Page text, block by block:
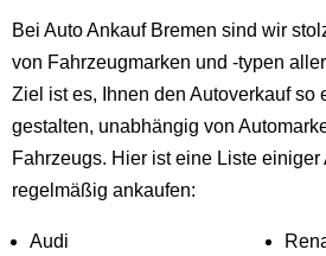
Bei Auto Ankauf Bremen sind wir
von Fahrzeugmarken und -typen
Ziel ist es, Ihnen den Autoverkauf so
gestalten, unabhängig von
Fahrzeugs. Hier ist eine Liste
regelmäßig ankaufen:
Audi